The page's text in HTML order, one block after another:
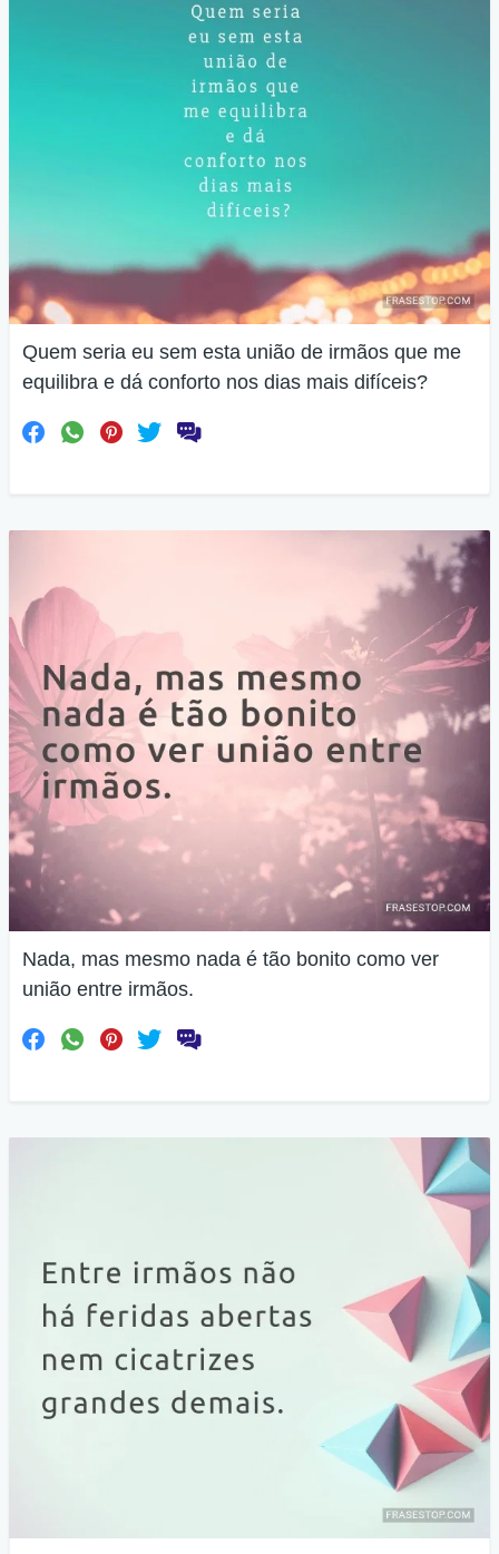
Quem seria eu sem esta união de irmãos que me
equilibra e dá conforto nos dias mais difíceis?
Nada, mas mesmo nada é tão bonito como ver
união entre irmãos.